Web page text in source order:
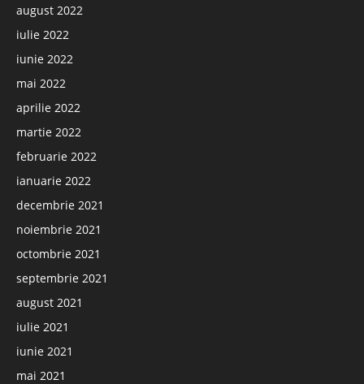
august 2022
iulie 2022
iunie 2022
mai 2022
aprilie 2022
martie 2022
februarie 2022
ianuarie 2022
decembrie 2021
noiembrie 2021
octombrie 2021
septembrie 2021
august 2021
iulie 2021
iunie 2021
mai 2021